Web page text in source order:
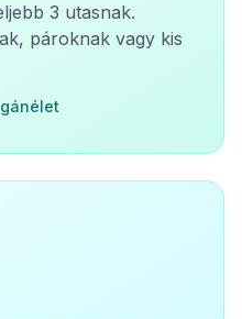
3 utasnak.
pároknak vagy kis